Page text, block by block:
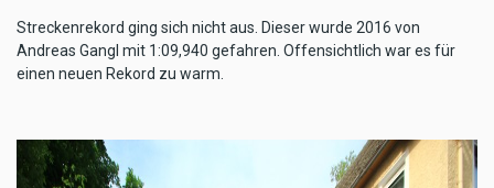
Streckenrekord ging sich nicht aus. Dieser wurde 2016 von
Andreas Gangl mit 1:09,940 gefahren. Offensichtlich war es für
einen neuen Rekord zu warm.